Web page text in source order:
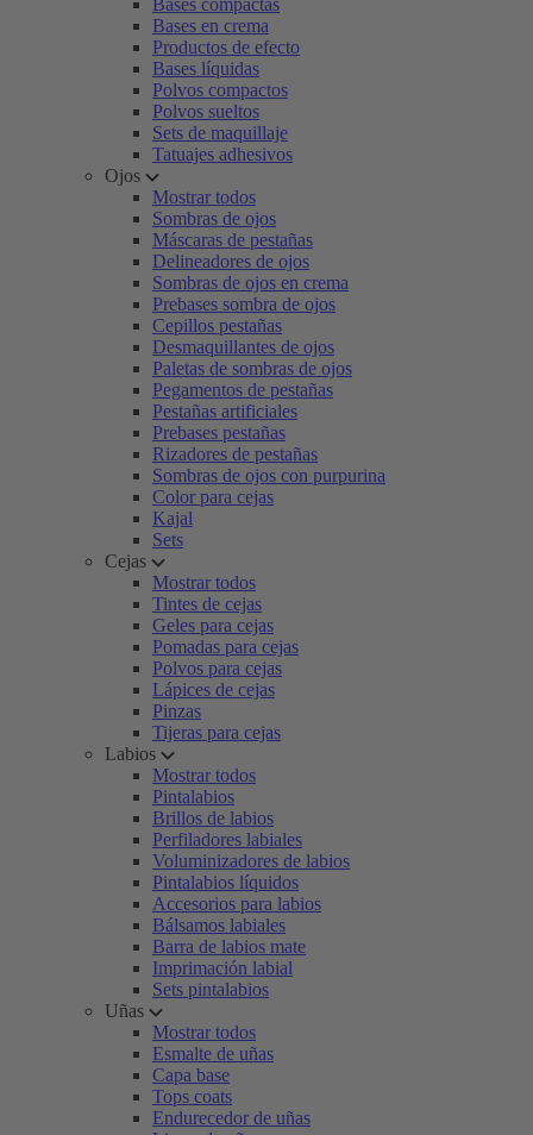
Bases compactas
Bases en crema
Productos de efecto
Bases líquidas
Polvos compactos
Polvos sueltos
Sets de maquillaje
Tatuajes adhesivos
Ojos
Mostrar todos
Sombras de ojos
Máscaras de pestañas
Delineadores de ojos
Sombras de ojos en crema
Prebases sombra de ojos
Cepillos pestañas
Desmaquillantes de ojos
Paletas de sombras de ojos
Pegamentos de pestañas
Pestañas artificiales
Prebases pestañas
Rizadores de pestañas
Sombras de ojos con purpurina
Color para cejas
Kajal
Sets
Cejas
Mostrar todos
Tintes de cejas
Geles para cejas
Pomadas para cejas
Polvos para cejas
Lápices de cejas
Pinzas
Tijeras para cejas
Labios
Mostrar todos
Pintalabios
Brillos de labios
Perfiladores labiales
Voluminizadores de labios
Pintalabios líquidos
Accesorios para labios
Bálsamos labiales
Barra de labios mate
Imprimación labial
Sets pintalabios
Uñas
Mostrar todos
Esmalte de uñas
Capa base
Tops coats
Endurecedor de uñas